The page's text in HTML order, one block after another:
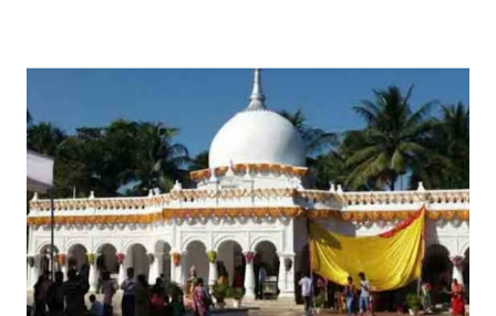
সন্ধ্যার পর এই মাঠে ভূতেদের আখরা বসে। তারা অনেকেই রাত্রি বেলা ওই মাঠে ভূতেদের
দাঁড়িয়ে কখনো বসে জটলা পাকাতে দেখেছে। এই মাঠের উত্তর দিকে একটি বিশাল তেঁতুল গাছ
ছিল। এই গাছ থেকেই ভূতেরা মাঠে নেমে আসত নিজেদের মধ্যে বিভিন্ন বিষয় নিয়ে আলোচনা
করার জন্য। তাদের আলোচনার বিষয়...